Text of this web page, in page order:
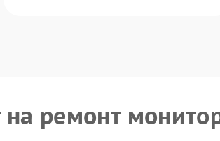
на ремонт